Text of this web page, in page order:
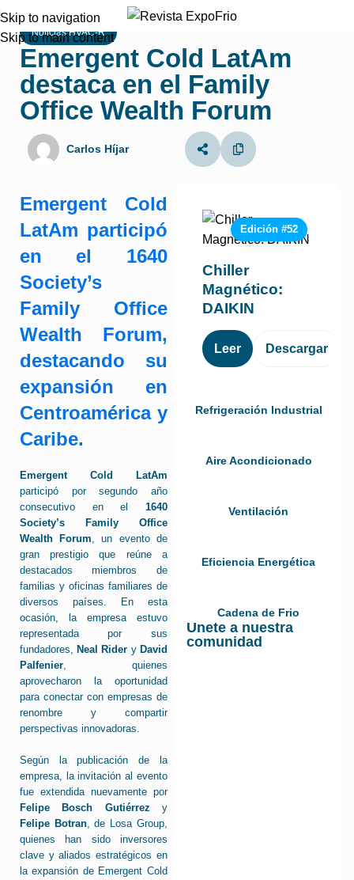
Skip to navigation
Skip to main content
Noticias HVAC-R
Emergent Cold LatAm
destaca en el Family
Office Wealth Forum
Carlos Híjar
Emergent Cold
LatAm participó
en el 1640
Society’s
Family Office
Wealth Forum,
destacando su
expansión en
Centroamérica y
Caribe.
Emergent Cold LatAm
participó por segundo año
consecutivo en el 1640
Society’s Family Office
Wealth Forum, un evento de
gran prestigio que reúne a
destacados miembros de
familias y oficinas familiares de
diversos países. En esta
ocasión, la empresa estuvo
representada por sus
fundadores, Neal Rider y David
Palfenier, quienes
aprovecharon la oportunidad
para conectar con empresas de
renombre y compartir
perspectivas innovadoras.
Según la publicación de la
empresa, la invitación al evento
fue extendida nuevamente por
Felipe Bosch Gutiérrez y
Felipe Botran, de Losa Group,
quienes han sido inversores
clave y aliados estratégicos en
la expansión de Emergent Cold
Edición #52
Chiller
Magnético:
DAIKIN
Leer Descargar
Refrigeración Industrial
Aire Acondicionado
Ventilación
Eficiencia Energética
Cadena de Frio
Unete a nuestra
comunidad